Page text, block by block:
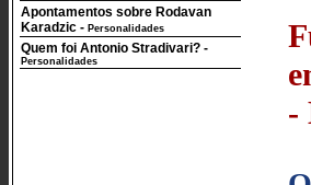
Apontamentos sobre Rodavan
Karadzic - Personalidades
Quem foi Antonio Stradivari? -
Personalidades
-